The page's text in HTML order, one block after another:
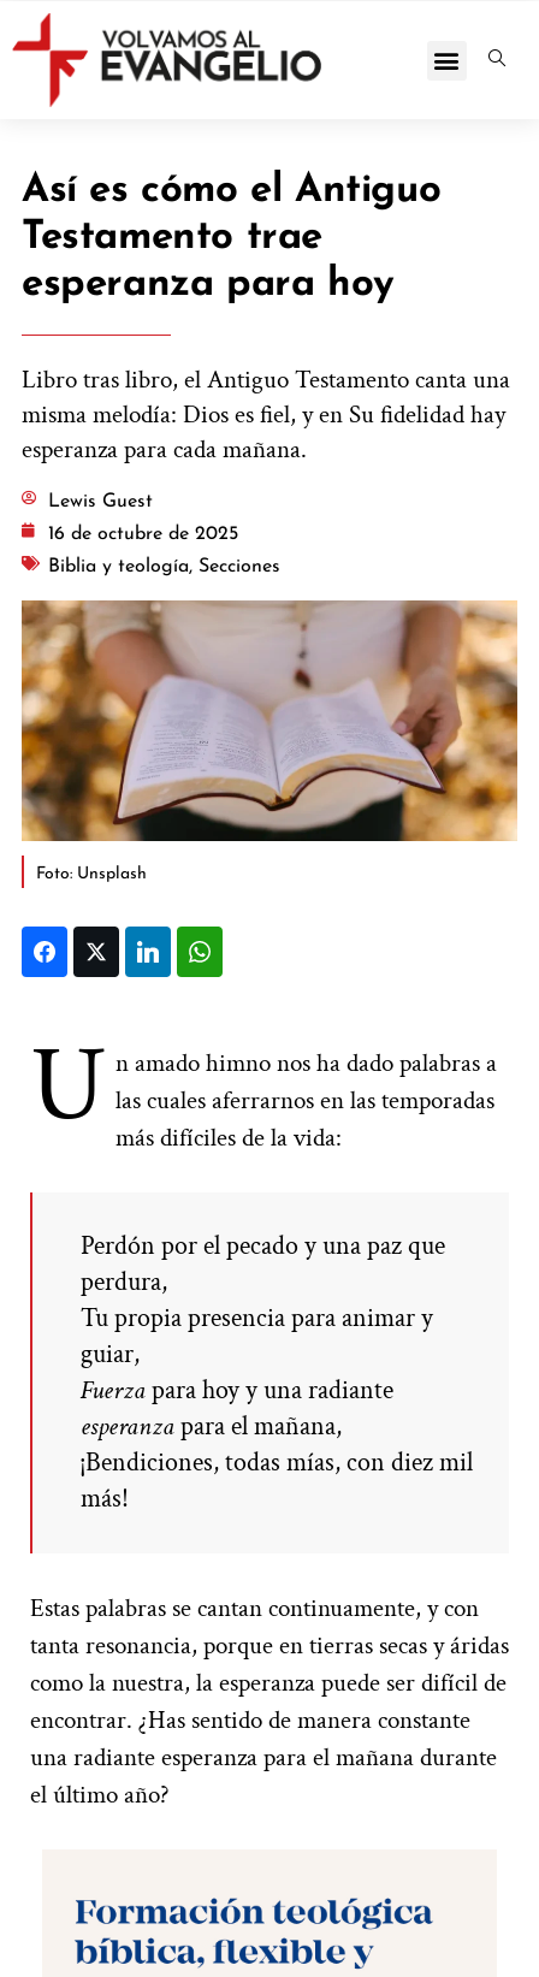
Así es cómo el Antiguo
Testamento trae
esperanza para hoy
Libro tras libro, el Antiguo Testamento canta una
misma melodía: Dios es fiel, y en Su fidelidad hay
esperanza para cada mañana.
Lewis Guest
16 de octubre de 2025
Biblia y teología, Secciones
Foto: Unsplash
FacebookTwitter LinkedIn
U n amado himno nos ha dado palabras a
las cuales aferrarnos en las temporadas
más difíciles de la vida:
Perdón por el pecado y una paz que
perdura,
Tu propia presencia para animar y
guiar,
Fuerzapara hoy y una radiante
esperanzapara el mañana,
¡Bendiciones, todas mías, con diez mil
más!
Estas palabras se cantan continuamente, y con
tanta resonancia, porque en tierras secas y áridas
como la nuestra, la esperanza puede ser difícil de
encontrar. ¿Has sentido de manera constante
una radiante esperanza para el mañana durante
el último año?